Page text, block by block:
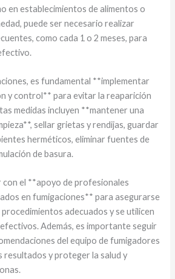
en establecimientos de alimentos o
puede ser necesario realizar
como cada 1 o 2 meses, para
es fundamental **implementar
y control** para evitar la reaparición
medidas incluyen **mantener una
sellar grietas y rendijas, guardar
herméticos, eliminar fuentes de
de basura.
el **apoyo de profesionales
en fumigaciones** para asegurarse
adecuados y se utilicen
Además, es importante seguir
del equipo de fumigadores
resultados y proteger la salud y